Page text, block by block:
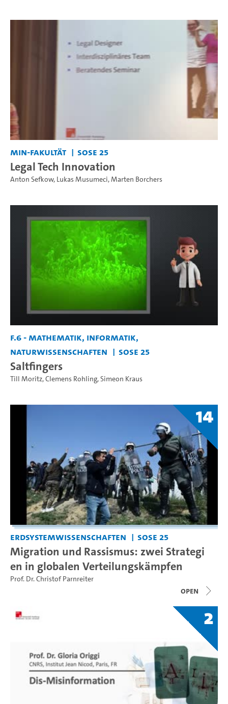
MIN-Fakultät SoSe 25
Legal Tech Innovation
Anton Sefkow, Lukas Musumeci,Marten Borchers
F.6 - Mathematik, Informatik,
Naturwissenschaften
SoSe 25
Saltfingers
Till Moritz,Clemens Rohling,Simeon Kraus
14
Erdsystemwissenschaften SoSe 25
Migration und Rassismus: zwei Strategi
en in globalen Verteilungskämpfen
Prof. Dr. Christof Parnreiter
open
2